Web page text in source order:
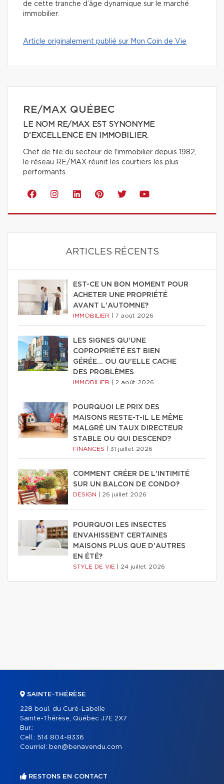
de cette tranche d’âge dynamique sur le marché
immobilier.
Article originalement publié sur Mon Coin de Vie
RE/MAX QUÉBEC
LE NOM RE/MAX EST SYNONYME
D'EXCELLENCE EN IMMOBILIER.
Chef de file du secteur de l'immobilier depuis 1982,
le réseau RE/MAX réunit les courtiers les plus
performants.
ARTICLES RÉCENTS
EST-CE UN BON MOMENT POUR
ACHETER UNE PROPRIÉTÉ
AVANT L'AUTOMNE?
IMMOBILIER 7 août 2026
LES SIGNES QU'UNE
COPROPRIÉTÉ EST BIEN
GÉRÉE… OU QU'ELLE CACHE
DES PROBLÈMES
IMMOBILIER 2 août 2026
POURQUOI LE PRIX DES
MAISONS RESTE-T-IL LE MÊME
MALGRÉ UN TAUX DIRECTEUR
STABLE OU QUI DESCEND?
FINANCES 31 juillet 2026
COMMENT CRÉER DE L'INTIMITÉ
SUR UN BALCON DE CONDO?
DESIGN 26 juillet 2026
POURQUOI LES INSECTES
ENVAHISSENT CERTAINES
MAISONS PLUS QUE D'AUTRES
EN ÉTÉ?
STYLE DE VIE 24 juillet 2026
SAINTE-THÉRÈSE
228 boul. du Curé-Labelle
Sainte-Thérèse, Québec J7E 2X7
Bur.:
Cell.: 514 804-8336
Courriel: ben@benavendu.com
RESTONS EN CONTACT